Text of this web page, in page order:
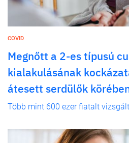
COVID
Megnőtt a 2-es típusú
kialakulásának
átesett serdülők
Több mint 600 ezer fiatalt